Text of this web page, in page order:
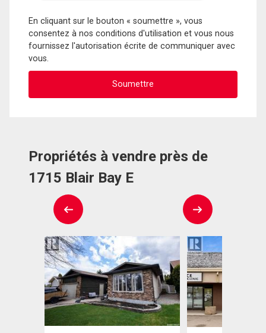
En cliquant sur le bouton « soumettre », vous
consentez à nos conditions d'utilisation et vous nous
fournissez l'autorisation écrite de communiquer avec
vous.
Propriétés à vendre près de
1715 Blair Bay E